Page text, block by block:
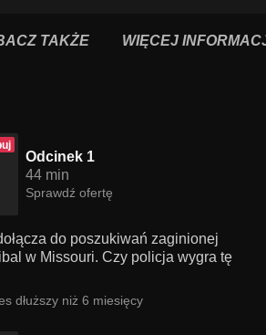
TAKŻE WIĘCEJ
Odcinek 1
44 min
Sprawdź ofertę
do poszukiwań zaginionej
w Missouri. Czy policja wygra tę
dłuższy niż 6 miesięcy